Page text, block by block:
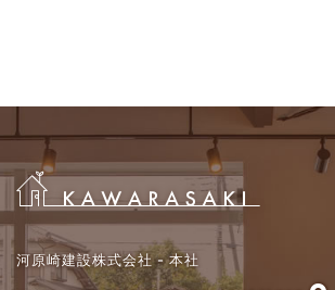
河原崎建設株式会社 - 本社